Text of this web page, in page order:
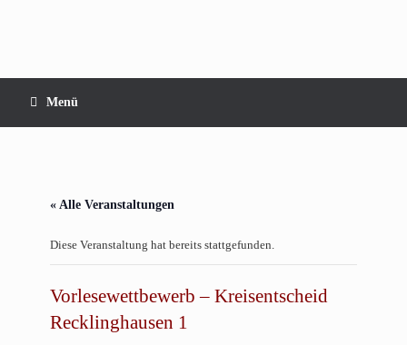
Menü
« Alle Veranstaltungen
Diese Veranstaltung hat bereits stattgefunden.
Vorlesewettbewerb – Kreisentscheid
Recklinghausen 1